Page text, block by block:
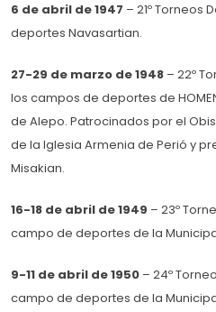
6 de abril de 1947 – 21º Torneos
deportes Navasartian.
27-29 de marzo de 1948 – 22º
los campos de deportes de
de Alepo. Patrocinados por el
de la Iglesia Armenia de Perió y
Misakian.
16-18 de abril de 1949 – 23º
campo de deportes de la
9-11 de abril de 1950 – 24º
campo de deportes de la